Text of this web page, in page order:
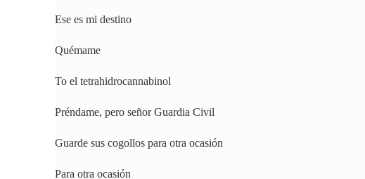
Ese es mi destino
Quémame
To el tetrahidrocannabinol
Préndame, pero señor Guardia Civil
Guarde sus cogollos para otra ocasión
Para otra ocasión